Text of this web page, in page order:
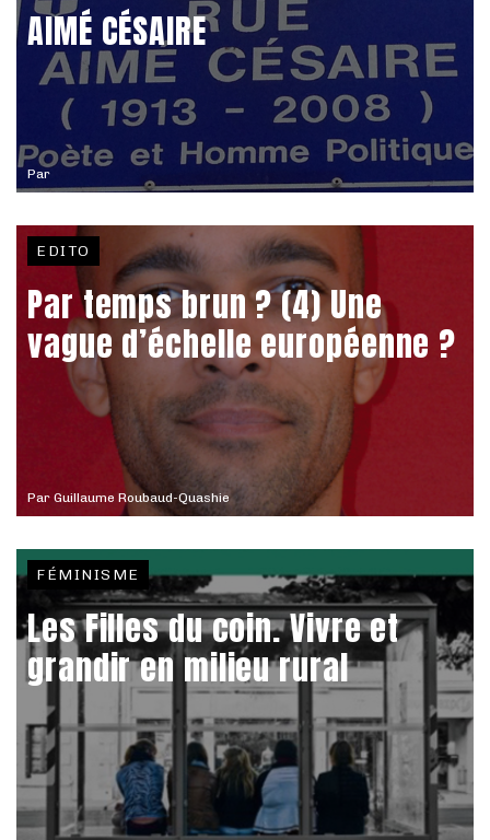
Par
AIMÉ CÉSAIRE
Par Guillaume Roubaud-Quashie
EDITO
Par temps brun ? (4) Une
vague d’échelle européenne ?
FÉMINISME
Les Filles du coin. Vivre et
grandir en milieu rural